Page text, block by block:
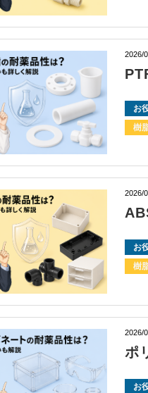
2026/
お
樹
2026/
お
樹
2026/
ポ
お